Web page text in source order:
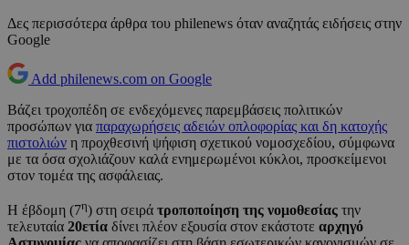
Δες περισσότερα άρθρα του philenews όταν αναζητάς ειδήσεις στην
Google
Add philenews.com on Google
Βάζει τροχοπέδη σε ενδεχόμενες παρεμβάσεις πολιτικών
προσώπων για παραχωρήσεις αδειών οπλοφορίας και δη κατοχής
πιστολιών η προχθεσινή ψήφιση σχετικού νομοσχεδίου, σύμφωνα
με τα όσα σχολιάζουν καλά ενημερωμένοι κύκλοι, προσκείμενοι
στον τομέα της ασφάλειας.
Η έβδομη (7η) στη σειρά τροποποίηση της νομοθεσίας την
τελευταία 20ετία δίνει πλέον εξουσία στον εκάστοτε αρχηγό